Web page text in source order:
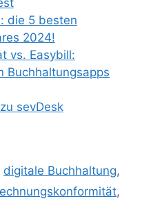
die 5 besten
2024!
vs. Easybill:
Buchhaltungsapps
sevDesk
digitale Buchhaltung,
,